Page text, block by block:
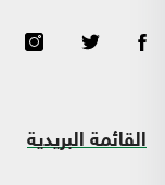
القائمة البريدية